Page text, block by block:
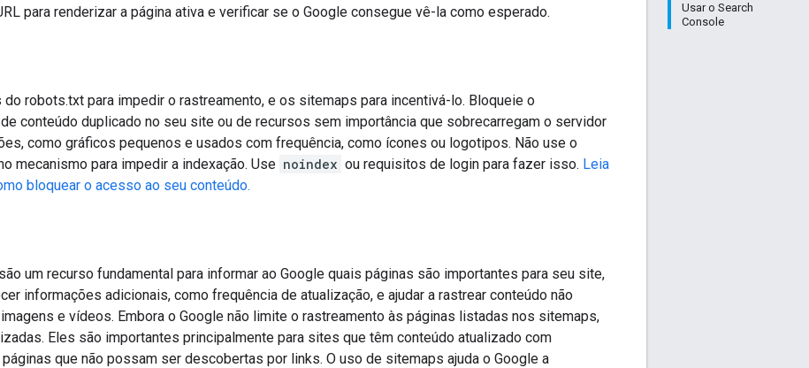
Usar o Search
Console
para renderizar a página ativa e verificar se o Google consegue vê-la como esperado.
do robots.txt para impedir o rastreamento, e os sitemaps para incentivá-lo. Bloqueie o
conteúdo duplicado no seu site ou de recursos sem importância que sobrecarregam o servidor
como gráficos pequenos e usados com frequência, como ícones ou logotipos. Não use o
mecanismo para impedir a indexação. Use noindex ou requisitos de login para fazer isso. Leia
bloquear o acesso ao seu conteúdo.
um recurso fundamental para informar ao Google quais páginas são importantes para seu site,
informações adicionais, como frequência de atualização, e ajudar a rastrear conteúdo não
e vídeos. Embora o Google não limite o rastreamento às páginas listadas nos sitemaps,
Eles são importantes principalmente para sites que têm conteúdo atualizado com
que não possam ser descobertas por links. O uso de sitemaps ajuda o Google a